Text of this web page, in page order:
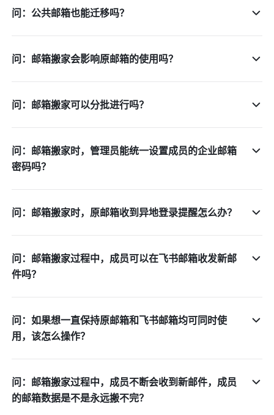
问：公共邮箱也能迁移吗？
问：邮箱搬家会影响原邮箱的使用吗？
问：邮箱搬家可以分批进行吗？
问：邮箱搬家时，管理员能统一设置成员的企业邮箱
密码吗？
问：邮箱搬家时，原邮箱收到异地登录提醒怎么办？
问：邮箱搬家过程中，成员可以在飞书邮箱收发新邮
件吗？
问：如果想一直保持原邮箱和飞书邮箱均可同时使
用，该怎么操作？
问：邮箱搬家过程中，成员不断会收到新邮件，成员
的邮箱数据是不是永远搬不完？